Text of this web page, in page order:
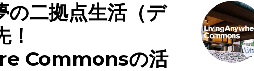
の二拠点生活（デ
Commonsの活